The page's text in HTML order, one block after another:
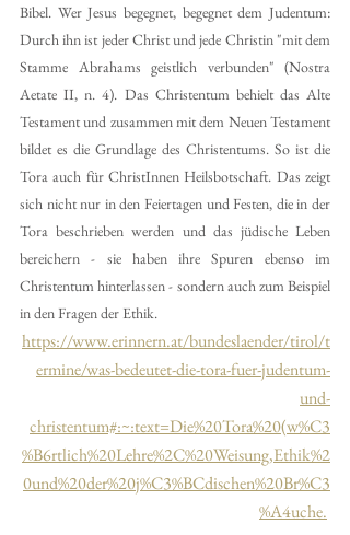
Bibel. Wer Jesus begegnet, begegnet dem Judentum:
Durch ihn ist jeder Christ und jede Christin "mit dem
Stamme Abrahams geistlich verbunden" (Nostra
Aetate II, n. 4). Das Christentum behielt das Alte
Testament und zusammen mit dem Neuen Testament
bildet es die Grundlage des Christentums. So ist die
Tora auch für ChristInnen Heilsbotschaft. Das zeigt
sich nicht nur in den Feiertagen und Festen, die in der
Tora beschrieben werden und das jüdische Leben
bereichern - sie haben ihre Spuren ebenso im
Christentum hinterlassen - sondern auch zum Beispiel
in den Fragen der Ethik.
https://www.erinnern.at/bundeslaender/tirol/t
ermine/was-bedeutet-die-tora-fuer-judentum-
und-
christentum#:~:text=Die%20Tora%20(w%C3
%B6rtlich%20Lehre%2C%20Weisung,Ethik%2
0und%20der%20j%C3%BCdischen%20Br%C3
%A4uche.